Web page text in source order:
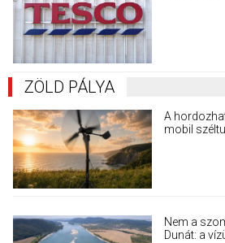
ZÖLD PÁLYA
A
mobil
Nem a
Dunát: a